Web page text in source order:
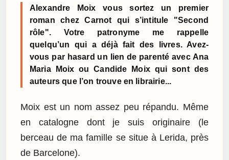
Alexandre Moix vous sortez un premier
roman chez Carnot qui s’intitule "Second
rôle". Votre patronyme me rappelle
quelqu’un qui a déjà fait des livres. Avez-
vous par hasard un lien de parenté avec Ana
Maria Moix ou Candide Moix qui sont des
auteurs que l’on trouve en librairie...
Moix est un nom assez peu répandu. Même
en catalogne dont je suis originaire (le
berceau de ma famille se situe à Lerida, près
de Barcelone).